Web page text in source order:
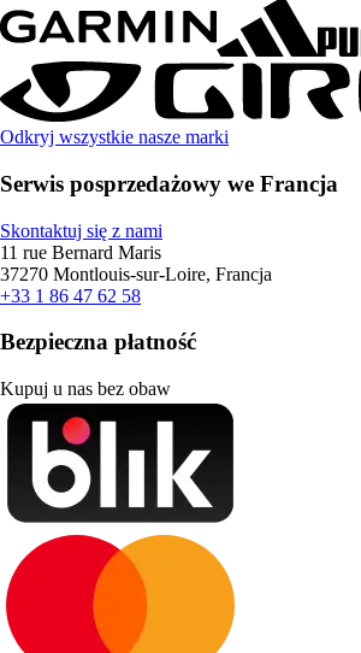
Odkryj wszystkie nasze marki
Serwis posprzedażowy we Francja
Skontaktuj się z nami
11 rue Bernard Maris
37270 Montlouis-sur-Loire, Francja
+33 1 86 47 62 58
Bezpieczna płatność
Kupuj u nas bez obaw